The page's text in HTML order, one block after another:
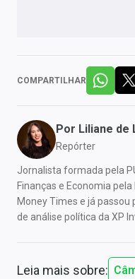
COMPARTILHAR
Por Liliane de
Repórter
Jornalista formada pela
Finanças e Economia
Money Times e já passou
de análise política da XP
Leia mais sobre: